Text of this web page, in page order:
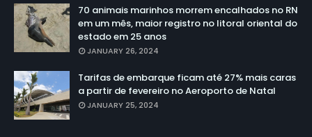
70 animais marinhos morrem encalhados no RN
em um mês, maior registro no litoral oriental do
estado em 25 anos
JANUARY 26, 2024
Tarifas de embarque ficam até 27% mais caras
a partir de fevereiro no Aeroporto de Natal
JANUARY 25, 2024